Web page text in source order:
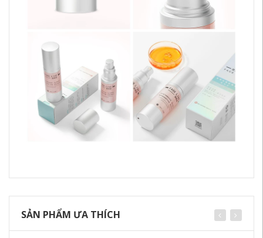
SẢN PHẨM ƯA THÍCH